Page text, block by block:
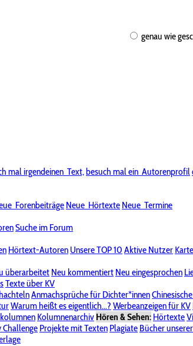
genau wie
mal irgendeinen Text,besuch mal ein Autorenprofil
Forenbeiträge Neue Hörtexte Neue Termine
Suche im Forum
Hörtext-Autoren Unsere TOP 10 Aktive Nutzer
überarbeitet Neu kommentiert Neu eingesprochen
Texte über KV
Anmachsprüche für Dichter*innen
Warum heißt es eigentlich...? Werbeanzeigen für KV
Kolumnenarchiv Hören & Sehen: Hörtexte
Challenge Projekte mit Texten Plagiate Bücher
"Literatur & Schreiberei"
SpenderlisteAlle Wege führen zu KVPasswort
DatenschutzerklärungImpressum